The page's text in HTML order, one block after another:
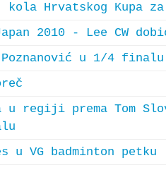
Hrvatskog Kupa
2010 - Lee CW
u 1/4 finalu
u regiji prema Tom
u VG badminton petku